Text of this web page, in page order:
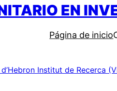
EN
Página de inicio
Institut de Recerca